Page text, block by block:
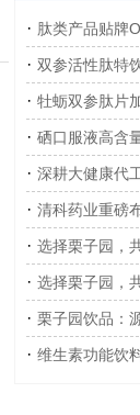
· 肽类产品贴牌OEM定
· 双参活性肽特
· 牡蛎双参肽片加
· 硒口服液高含量小
· 深耕大健康代工市场，清
· 清科药业重磅布局虫草赛
· 选择栗子园，
· 选择栗子园，
· 栗子园饮品：源头工厂
· 维生素功能饮料代加工选